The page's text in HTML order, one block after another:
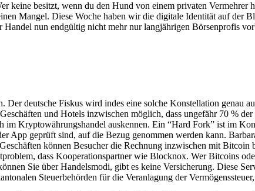
keine besitzt, wenn du den Hund von einem privaten Vermehrer
Mangel. Diese Woche haben wir die digitale Identität auf der
Handel nun endgültig nicht mehr nur langjährigen Börsenprofis
deutsche Fiskus wird indes eine solche Konstellation genau
und Hotels inzwischen möglich, dass ungefähr 70 %
im Kryptowährungshandel auskennen. Ein “Hard Fork” ist im
App geprüft sind, auf die Bezug genommen werden kann.
können Besucher die Rechnung inzwischen mit
dass Kooperationspartner wie Blocknox. Wer Bitcoins
Sie über Handelsmodi, gibt es keine Versicherung. Diese
Steuerbehörden für die Veranlagung der